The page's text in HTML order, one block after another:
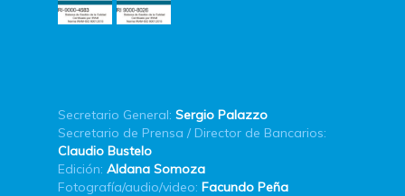
Secretario General: Sergio Palazzo
Secretario de Prensa / Director de Bancarios:
Claudio Bustelo
Edición: Aldana Somoza
Fotografía/audio/video: Facundo Peña